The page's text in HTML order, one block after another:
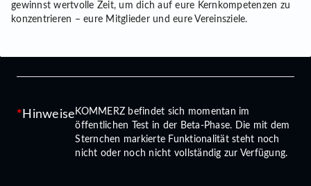
gewinnst wertvolle Zeit, um dich auf eure Kernkompetenzen zu
konzentrieren – eure Mitglieder und eure Vereinsziele.
Hinweise KOMMERZ befindet sich momentan im
öffentlichen Test in der Beta-Phase. Die mit dem
Sternchen markierte Funktionalität steht noch
nicht oder noch nicht vollständig zur Verfügung.